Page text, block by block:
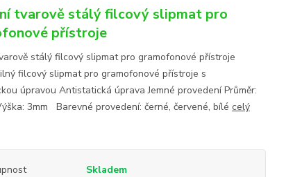
tvarově stálý filcový slipmat pro
přístroje
stálý filcový slipmat pro gramofonové přístroje
filcový slipmat pro gramofonové přístroje s
úpravou Antistatická úprava Jemné provedení Průměr:
3mm Barevné provedení: černé, červené, bílé celý
Skladem